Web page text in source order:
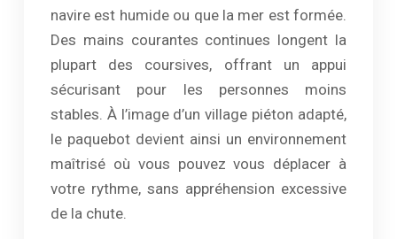
navire est humide ou que la mer est formée.
Des mains courantes continues longent la
plupart des coursives, offrant un appui
sécurisant pour les personnes moins
stables. À l’image d’un village piéton adapté,
le paquebot devient ainsi un environnement
maîtrisé où vous pouvez vous déplacer à
votre rythme, sans appréhension excessive
de la chute.